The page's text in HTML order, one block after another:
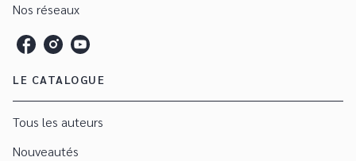
Nos réseaux
LE CATALOGUE
Tous les auteurs
Nouveautés